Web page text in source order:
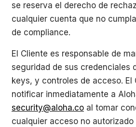
se reserva el derecho de
cualquier cuenta que no
de compliance.
El Cliente es responsable de
seguridad de sus credenciales
keys, y controles de acceso. El
notificar inmediatamente a
security@aloha.co al tomar
cualquier acceso no autorizado